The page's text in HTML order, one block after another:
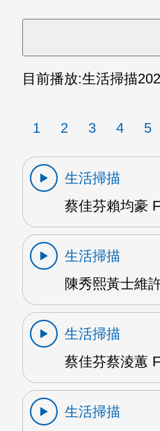
目前播放:生活掃描
1 2 3 4 5
生活掃描
蔡佳芬賴均豪
生活掃描
陳秀熙黃士維
生活掃描
蔡佳芬蔡淩蕙
生活掃描